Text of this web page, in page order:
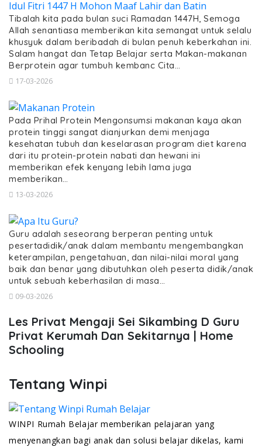
Tibalah kita pada bulan suci Ramadan 1447H, Semoga
Allah senantiasa memberikan kita semangat untuk selalu
khusyuk dalam beribadah di bulan penuh keberkahan ini.
Salam hangat dan Tetap Belajar serta Makan-makanan
Berprotein agar tumbuh kembanc Cita…
17-03-2026
Pada Prihal Protein Mengonsumsi makanan kaya akan
protein tinggi sangat dianjurkan demi menjaga
kesehatan tubuh dan keselarasan program diet karena
dari itu protein-protein nabati dan hewani ini
memberikan efek kenyang lebih lama juga
memberikan…
13-03-2026
Guru adalah seseorang berperan penting untuk
pesertadidik/anak dalam membantu mengembangkan
keterampilan, pengetahuan, dan nilai-nilai moral yang
baik dan benar yang dibutuhkan oleh peserta didik/anak
untuk sebuah keberhasilan di masa…
09-03-2026
Les Privat Mengaji Sei Sikambing D Guru
Privat Kerumah Dan Sekitarnya | Home
Schooling
Tentang Winpi
WINPI Rumah Belajar memberikan pelajaran yang
menyenangkan bagi anak dan solusi belajar dikelas, kami